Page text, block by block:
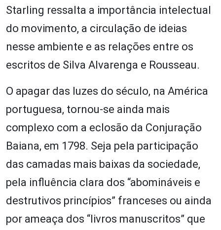
Starling ressalta a importância intelectual
do movimento, a circulação de ideias
nesse ambiente e as relações entre os
escritos de Silva Alvarenga e Rousseau.
O apagar das luzes do século, na América
portuguesa, tornou-se ainda mais
complexo com a eclosão da Conjuração
Baiana, em 1798. Seja pela participação
das camadas mais baixas da sociedade,
pela influência clara dos “abomináveis e
destrutivos princípios” franceses ou ainda
por ameaça dos “livros manuscritos” que